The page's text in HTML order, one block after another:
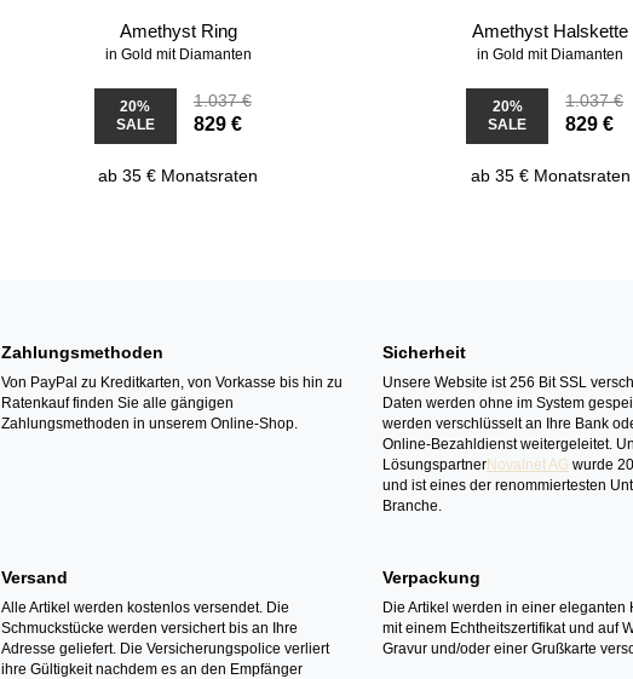
Amethyst Ring
in Gold mit Diamanten
20%
SALE
1.037 €
829 €
ab 35 € Monatsraten
Amethyst Halskette
in Gold mit Diamanten
20%
SALE
1.037 €
829 €
ab 35 € Monatsraten
Zahlungsmethoden
Von PayPal zu Kreditkarten, von Vorkasse bis hin zu
Ratenkauf finden Sie alle gängigen
Zahlungsmethoden in unserem Online-Shop.
Sicherheit
Unsere Website ist 256 Bit SSL
Daten werden ohne im System
werden verschlüsselt an Ihre Bank
Online-Bezahldienst weitergeleitet.
LösungspartnerNovalnet AG wurde
und ist eines der renommiertesten
Branche.
Versand
Alle Artikel werden kostenlos versendet. Die
Schmuckstücke werden versichert bis an Ihre
Adresse geliefert. Die Versicherungspolice verliert
ihre Gültigkeit nachdem es an den Empfänger
Verpackung
Die Artikel werden in einer eleganten
mit einem Echtheitszertifikat und auf
Gravur und/oder einer Grußkarte